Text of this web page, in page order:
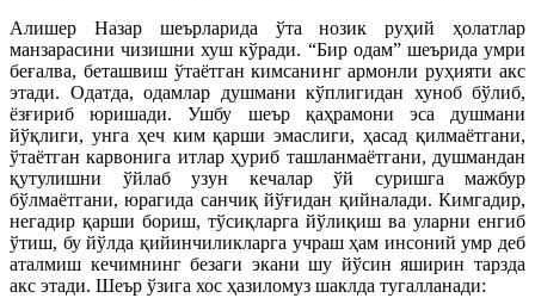
Алишер Назар шеърларида ўта нозик руҳий ҳолатлар
манзарасини чизишни хуш кўради. “Бир одам” шеърида умри
беғалва, беташвиш ўтаётган кимсанинг армонли руҳияти акс
этади. Одатда, одамлар душмани кўплигидан хуноб бўлиб,
ёзғириб юришади. Ушбу шеър қаҳрамони эса душмани
йўқлиги, унга ҳеч ким қарши эмаслиги, ҳасад қилмаётгани,
ўтаётган карвонига итлар ҳуриб ташланмаётгани, душмандан
қутулишни ўйлаб узун кечалар ўй суришга мажбур
бўлмаётгани, юрагида санчиқ йўғидан қийналади. Кимгадир,
негадир қарши бориш, тўсиқларга йўлиқиш ва уларни енгиб
ўтиш, бу йўлда қийинчиликларга учраш ҳам инсоний умр деб
аталмиш кечимнинг безаги экани шу йўсин яширин тарзда
акс этади. Шеър ўзига хос ҳазиломуз шаклда тугалланади: